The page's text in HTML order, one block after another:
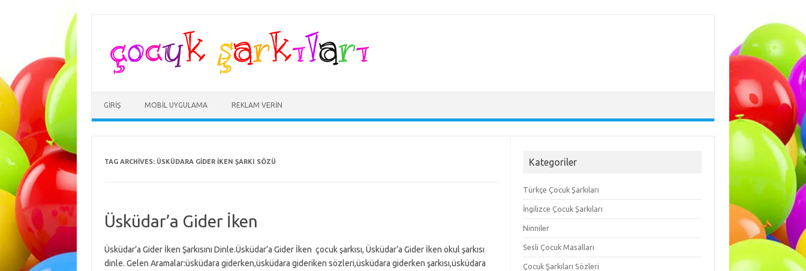
GIRIŞ MOBIL UYGULAMA REKLAM VERIN
TAG ARCHIVES: ÜSKÜDARA GIDER IKEN ŞARKI SÖZÜ
Üsküdar’a Gider İken
Üsküdar’a Gider İken Şarkısını Dinle.Üsküdar’a Gider İken çocuk şarkısı, Üsküdar’a Gider İken okul şarkısı
dinle. Gelen Aramalar:üsküdara giderken,üsküdara gideriken sözleri,üsküdara giderken şarkısı,üsküdara
Kategoriler
Türkçe Çocuk Şarkıları
İngilizce Çocuk Şarkıları
Ninniler
Sesli Çocuk Masalları
Çocuk Şarkıları Sözleri